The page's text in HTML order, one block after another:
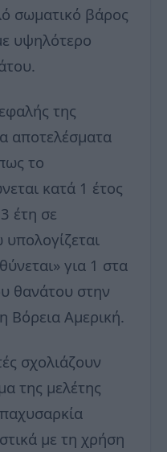
σωματικό βάρος
υψηλότερο
της
αποτελέσματα
το
κατά 1 έτος
έτη σε
για 1 στα
θανάτου στην
Βόρεια Αμερική.
σχολιάζουν
της μελέτης
με τη χρήση